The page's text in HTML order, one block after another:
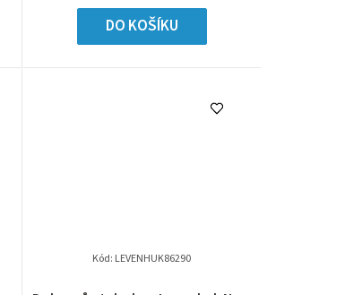
DO KOŠÍKU
Kód: LEVENHUK86290